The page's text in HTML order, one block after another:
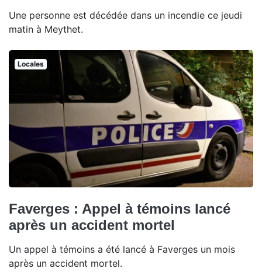
Une personne est décédée dans un incendie ce jeudi
matin à Meythet.
Locales
Faverges : Appel à témoins lancé
après un accident mortel
Un appel à témoins a été lancé à Faverges un mois
après un accident mortel.